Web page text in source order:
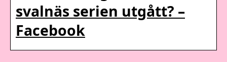
svalnäs serien utgått? –
Facebook